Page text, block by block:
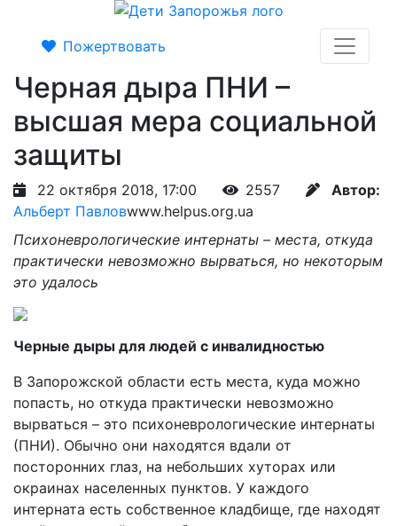
Пожертвовать
Черная дыра ПНИ –
высшая мера социальной
защиты
22 октября 2018, 17:00 2557
Автор:
Альберт Павловwww.helpus.org.ua
Психоневрологические интернаты – места, откуда
практически невозможно вырваться, но некоторым
это удалось
Черные дыры для людей с инвалидностью
В Запорожской области есть места, куда можно
попасть, но откуда практически невозможно
вырваться – это психоневрологические интернаты
(ПНИ). Обычно они находятся вдали от
посторонних глаз, на небольших хуторах или
окраинах населенных пунктов. У каждого
интерната есть собственное кладбище, где находят